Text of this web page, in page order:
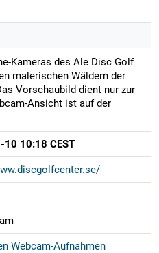
Kameras des Ale Disc Golf
malerischen Wäldern der
Vorschaubild dient nur zur
Ansicht ist auf der
10:18 CEST
Webcam-Aufnahmen